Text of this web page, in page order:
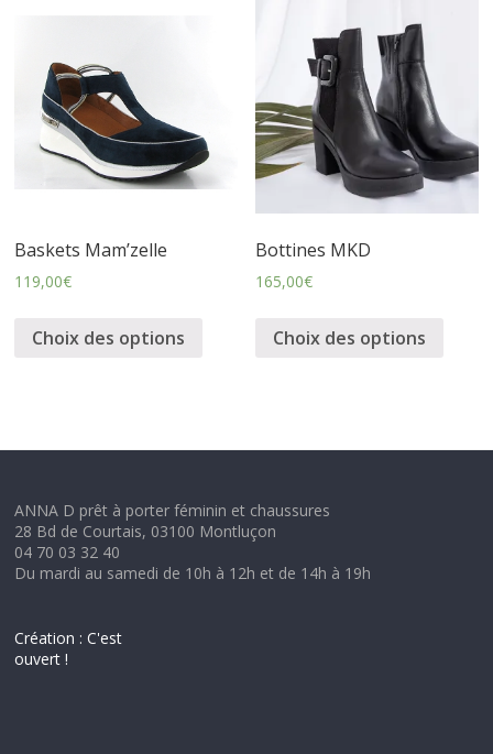
Baskets Mam’zelle
119,00€
Choix des options
Bottines MKD
165,00€
Choix des options
ANNA D prêt à porter féminin et chaussures
28 Bd de Courtais, 03100 Montluçon
04 70 03 32 40
Du mardi au samedi de 10h à 12h et de 14h à 19h
Création : C'est
ouvert !